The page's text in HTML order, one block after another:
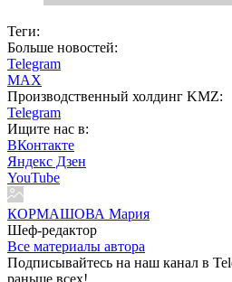
Теги:
Больше новостей:
Telegram
MAX
Производственный холдинг KMZ:
Telegram
Ищите нас в:
ВКонтакте
Яндекс Дзен
YouTube
КОРМАШОВА Мария
Шеф-редактор
Все материалы автора
Подписывайтесь на наш канал в
раньше всех!